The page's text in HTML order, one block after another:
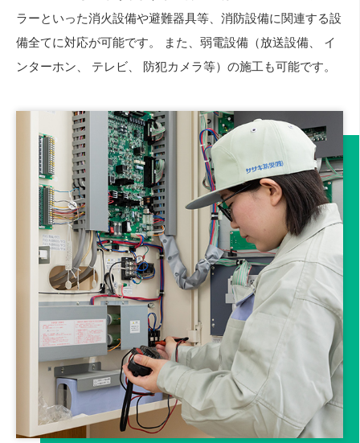
ラーといった消火設備や避難器具等、消防設備に関連する設
備全てに対応が可能です。 また、弱電設備（放送設備、 イ
ンターホン、 テレビ、 防犯カメラ等）の施工も可能です。